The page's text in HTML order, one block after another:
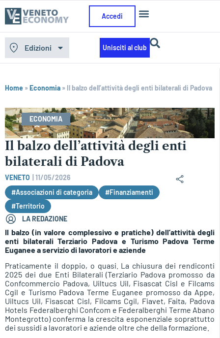
Accedi
Edizioni Unisciti al club
Home »Economia » Il balzo dell’attività degli enti bilaterali di Padova
ECONOMIA
Il balzo dell’attività degli enti
bilaterali di Padova
VENETO
11/05/2026
#Associazioni di categoria
#Finanziamenti
#Territorio
LA REDAZIONE
Il balzo (in valore complessivo e pratiche) dell’attività degli
enti bilaterali Terziario Padova e Turismo Padova Terme
Euganee a servizio di lavoratori e aziende
Praticamente il doppio, o quasi. La chiusura dei rendiconti
2025 dei due Enti Bilaterali (Terziario Padova promosso da
Confcommercio Padova, Uiltucs Uil, Fisascat Cisl e Filcams
Cgil e Turismo Padova Terme Euganee promosso da Appe,
Uiltucs Uil, Fisascat Cisl, Filcams Cgil, Fiavet, Faita, Padova
Hotels Federalberghi Confcom e Federalberghi Terme Abano
Montegrotto) conferma la crescita esponenziale soprattutto
dei sussidi a lavoratori e aziende oltre che della formazione.